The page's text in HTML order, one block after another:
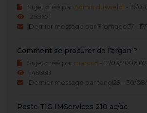
Sujet créé par Admin dusweld1 - 19/
268671
Dernier message par Fromage57 - 17/
Comment se procurer de l'argon ?
Sujet créé par marco5 - 12/03/2006
145668
Dernier message par tangi29 - 30/08/
Poste TIG IMServices 210 ac/dc